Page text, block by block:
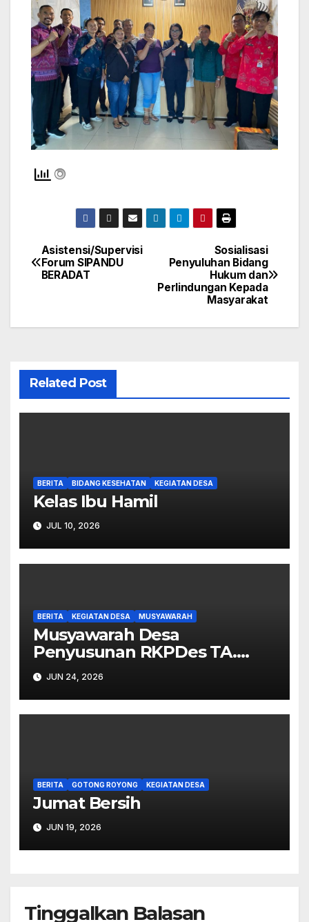
Navigasi
pos
Sosialisasi
Penyuluhan Bidang
Hukum dan
Perlindungan Kepada
Masyarakat
Asistensi/Supervisi
Forum SIPANDU
BERADAT
Related Post
BERITA BIDANG KESEHATAN KEGIATAN DESA
Kelas Ibu Hamil
JUL 10, 2026
BERITA KEGIATAN DESA MUSYAWARAH
Musyawarah Desa
Penyusunan RKPDes TA.
2027.
JUN 24, 2026
BERITA GOTONG ROYONG KEGIATAN DESA
Jumat Bersih
JUN 19, 2026
Tinggalkan Balasan